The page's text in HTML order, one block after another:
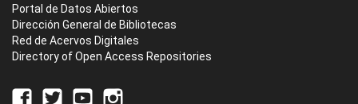
Portal de Datos Abiertos
Dirección General de Bibliotecas
Red de Acervos Digitales
Directory of Open Access Repositories